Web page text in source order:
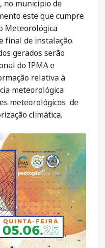
no município de
este que cumpre
Meteorológica
final de instalação.
gerados serão
do IPMA e
relativa à
meteorológica
meteorológicos de
climática.